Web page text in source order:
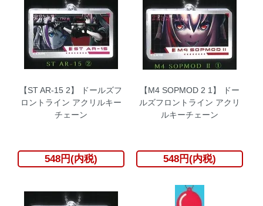
【ST AR-15 2】 ドールズフ
ロントライン アクリルキー
チェーン
548円(内税)
【M4 SOPMOD 2 1】 ドー
ルズフロントライン アクリ
ルキーチェーン
548円(内税)